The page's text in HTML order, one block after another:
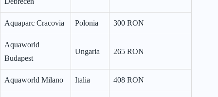
Aquaparc Cracovia Polonia 300 RON
Aquaworld
Budapest
Ungaria 265 RON
Aquaworld Milano Italia 408 RON